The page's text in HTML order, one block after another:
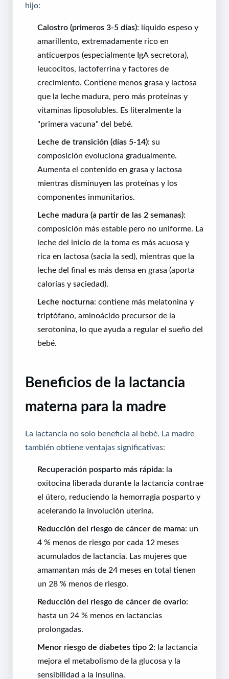
hijo:
Calostro (primeros 3-5 días): líquido espeso y
amarillento, extremadamente rico en
anticuerpos (especialmente IgA secretora),
leucocitos, lactoferrina y factores de
crecimiento. Contiene menos grasa y lactosa
que la leche madura, pero más proteínas y
vitaminas liposolubles. Es literalmente la
"primera vacuna" del bebé.
Leche de transición (días 5-14): su
composición evoluciona gradualmente.
Aumenta el contenido en grasa y lactosa
mientras disminuyen las proteínas y los
componentes inmunitarios.
Leche madura (a partir de las 2 semanas):
composición más estable pero no uniforme. La
leche del inicio de la toma es más acuosa y
rica en lactosa (sacia la sed), mientras que la
leche del final es más densa en grasa (aporta
calorías y saciedad).
Leche nocturna: contiene más melatonina y
triptófano, aminoácido precursor de la
serotonina, lo que ayuda a regular el sueño del
bebé.
Beneficios de la lactancia
materna para la madre
La lactancia no solo beneficia al bebé. La madre
también obtiene ventajas significativas:
Recuperación posparto más rápida: la
oxitocina liberada durante la lactancia contrae
el útero, reduciendo la hemorragia posparto y
acelerando la involución uterina.
Reducción del riesgo de cáncer de mama: un
4 % menos de riesgo por cada 12 meses
acumulados de lactancia. Las mujeres que
amamantan más de 24 meses en total tienen
un 28 % menos de riesgo.
Reducción del riesgo de cáncer de ovario:
hasta un 24 % menos en lactancias
prolongadas.
Menor riesgo de diabetes tipo 2: la lactancia
mejora el metabolismo de la glucosa y la
sensibilidad a la insulina.